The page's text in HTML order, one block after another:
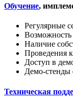
Обучение,
Регулярные
Возможность
Наличие
Проведения
Доступ в
Демо-стенды
Техническая